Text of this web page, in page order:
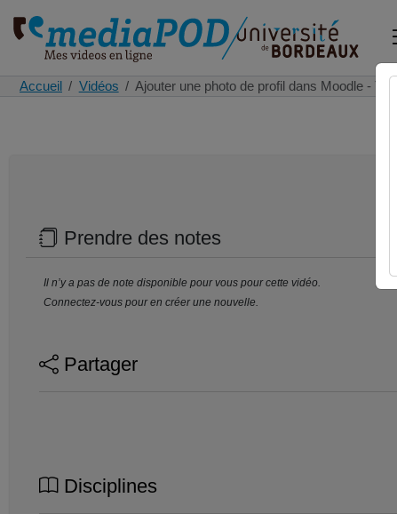
Accueil Vidéos Ajouter une photo de profil dans Moodle - Tu…
Prendre des notes
Il n’y a pas de note disponible pour vous pour cette vidéo.
Connectez-vous pour en créer une nouvelle.
Partager
Disciplines